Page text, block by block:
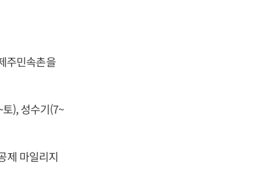
주민속촌을
), 성수기(7~
제 마일리지